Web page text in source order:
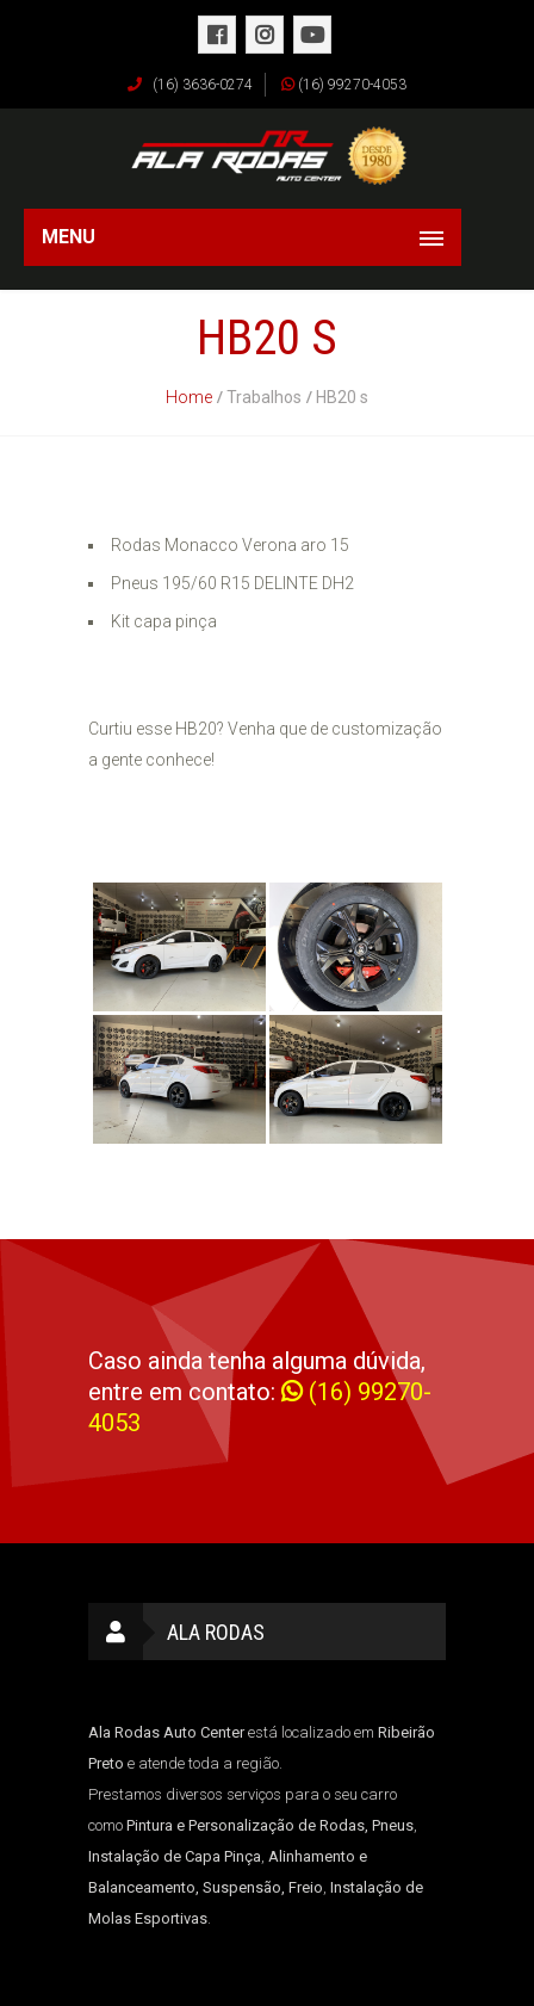
(16) 3636-0274 (16) 99270-4053
MENU
HB20 S
Home Trabalhos HB20 s
Rodas Monacco Verona aro 15
Pneus 195/60 R15 DELINTE DH2
Kit capa pinça
Curtiu esse HB20? Venha que de customização
a gente conhece!
Caso ainda tenha alguma dúvida,
entre em contato:
(16) 99270-
4053
ALA RODAS
Ala Rodas Auto Centerestá localizado em Ribeirão
Preto e atende toda a região.
Prestamos diversos serviços para o seu carro
como Pintura e Personalização de Rodas, Pneus,
Instalação de Capa Pinça, Alinhamento e
Balanceamento, Suspensão, Freio, Instalação de
Molas Esportivas.